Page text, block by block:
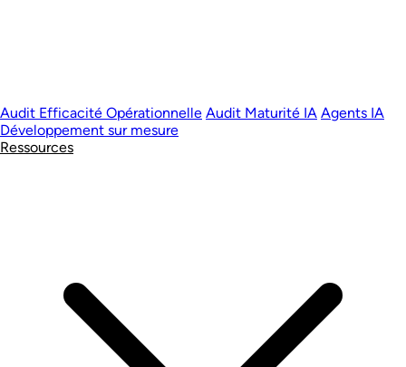
Audit Efficacité Opérationnelle Audit Maturité IA Agents IA
Développement sur mesure
Ressources